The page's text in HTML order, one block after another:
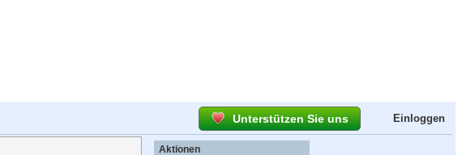
Unterstützen Sie uns Einloggen
Aktionen